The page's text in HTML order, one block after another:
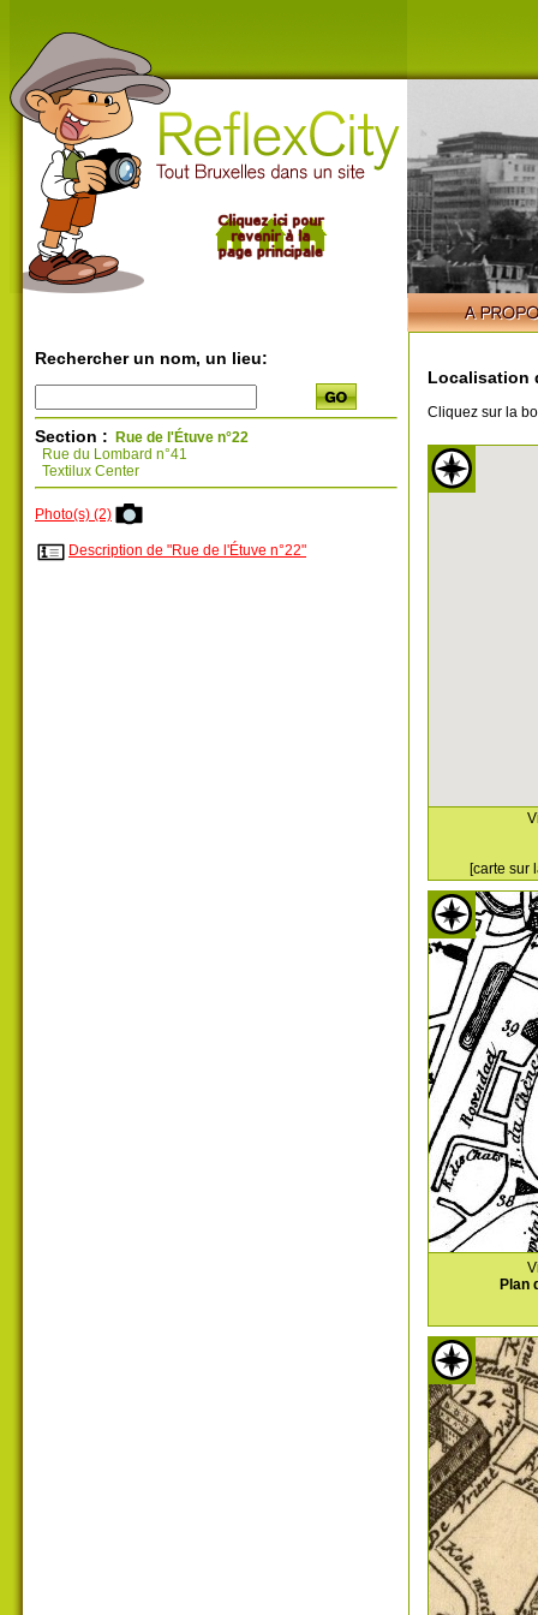
Rechercher un nom, un lieu:
Section : Rue de l'Étuve n°22
Rue du Lombard n°41
Textilux Center
Photo(s) (2)
Description de "Rue de l'Étuve n°22"
Localisation
Cliquez sur la
[carte sur
Plan